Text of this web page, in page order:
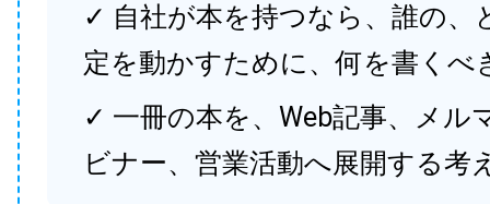
✓ 自社が本を持つなら、誰の、
定を動かすために、何を書くべ
✓ 一冊の本を、Web記事、メル
ビナー、営業活動へ展開する考